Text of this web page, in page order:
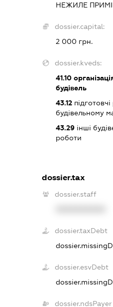
НЕЖИЛЕ
dossier.capital:
2 000 грн.
dossier.kveds:
41.10
будівель
43.12
будівельному
43.29інші
роботи
dossier.tax
dossier.staff
dossier.taxDebt
dossier.esvDebt
dossier.ndsPayer